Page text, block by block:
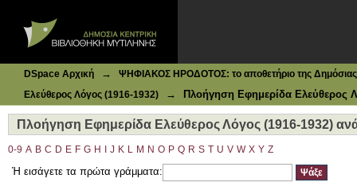
DSpace Αρχική →
ΨΗΦΙΑΚΟΣ ΗΡΟΔΟΤΟΣ: το αποθετήριο της Δημόσιας
Ελεύθερος Λόγος (1916-1932)
→ Πλοήγηση Εφημερίδα Ελεύθερος
Πλοήγηση Εφημερίδα Ελεύθερος Λόγος (1916-1932)
0-9 A B C D E F G H J K L M N O P Q R S T U V W X Y Z
Ή εισάγετε τα πρώτα γράμματα: